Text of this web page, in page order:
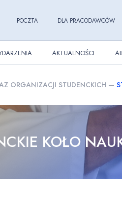
POCZTA DLA PRACODAWCÓW
AKTUALNOŚCI
ORGANIZACJI STUDENCKICH —
KOŁO